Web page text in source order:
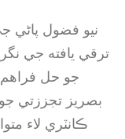
نيو فضول
ترقي يافته جي
جو حل
بصريز تجززتي
ڪانٽري لاء